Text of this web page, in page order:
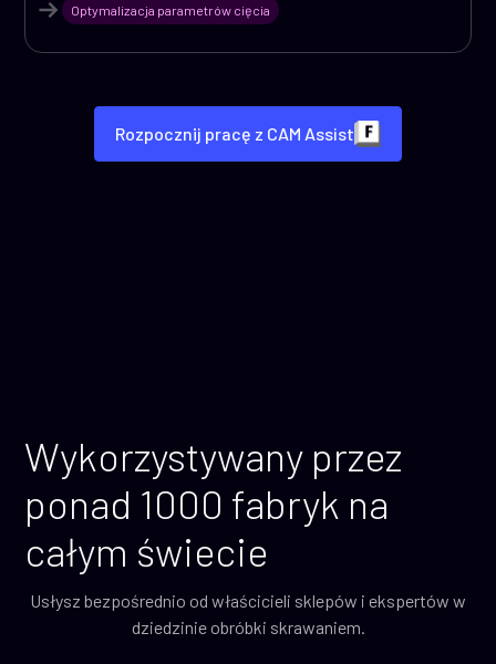
Optymalizacja parametrów cięcia
Rozpocznij pracę z CAM Assist
Wykorzystywany przez
ponad 1000 fabryk na
całym świecie
Usłysz bezpośrednio od właścicieli sklepów i ekspertów w
dziedzinie obróbki skrawaniem.